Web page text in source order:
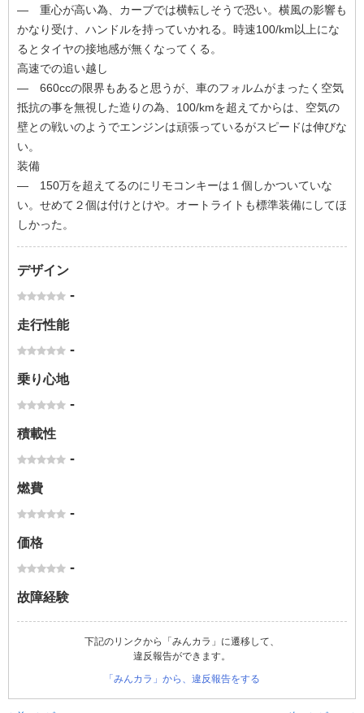
― 重心が高い為、カーブでは横転しそうで恐い。横風の影響も
かなり受け、ハンドルを持っていかれる。時速100/km以上にな
るとタイヤの接地感が無くなってくる。
高速での追い越し
― 660ccの限界もあると思うが、車のフォルムがまったく空気
抵抗の事を無視した造りの為、100/kmを超えてからは、空気の
壁との戦いのようでエンジンは頑張っているがスピードは伸びな
い。
装備
― 150万を超えてるのにリモコンキーは１個しかついていな
い。せめて２個は付けとけや。オートライトも標準装備にしてほ
しかった。
デザイン
-
走行性能
-
乗り心地
-
積載性
-
燃費
-
価格
-
故障経験
下記のリンクから「みんカラ」に遷移して、
違反報告ができます。
「みんカラ」から、違反報告をする